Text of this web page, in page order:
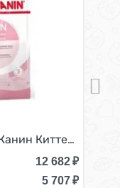
4 месяцев 4 кг
Киттен для
12 682₽
5 707₽